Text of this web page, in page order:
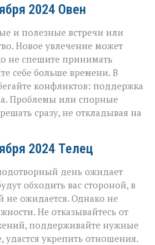
2024 Овен
и полезные встречи или
Новое увлечение может
не спешите принимать
себе больше времени. В
конфликтов: поддержка
Проблемы или спорные
сразу, не откладывая на
2024 Телец
день ожидает
обходить вас стороной, в
не ожидается. Однако не
Не отказывайтесь от
поддерживайте нужные
удастся укрепить отношения.